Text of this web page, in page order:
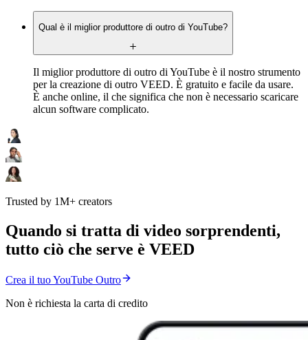
Qual è il miglior produttore di outro di YouTube?
Il miglior produttore di outro di YouTube è il nostro strumento
per la creazione di outro VEED. È gratuito e facile da usare.
È anche online, il che significa che non è necessario scaricare
alcun software complicato.
Trusted by 1M+ creators
Quando si tratta di video sorprendenti,
tutto ciò che serve è VEED
Crea il tuo YouTube Outro
Non è richiesta la carta di credito